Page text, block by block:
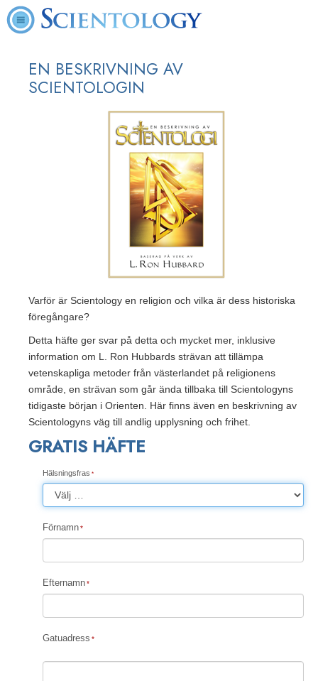
EN BESKRIVNING AV
SCIENTOLOGIN
Varför är Scientology en religion och vilka är dess historiska
föregångare?
Detta häfte ger svar på detta och mycket mer, inklusive
information om L. Ron Hubbards strävan att tillämpa
vetenskapliga metoder från västerlandet på religionens
område, en strävan som går ända tillbaka till Scientologyns
tidigaste början i Orienten. Här finns även en beskrivning av
Scientologyns väg till andlig upplysning och frihet.
GRATIS HÄFTE
Hälsningsfras
Förnamn
Efternamn
Gatuadress